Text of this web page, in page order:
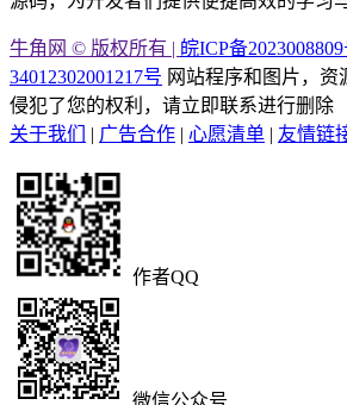
牛角网 © 版权所有 | 皖ICP备
34012302001217号 网站程序和图片，资
侵犯了您的权利，请立即联系进行删除
关于我们
| 广告合作 | 心愿清单 | 友情链
作者QQ
微信公众号